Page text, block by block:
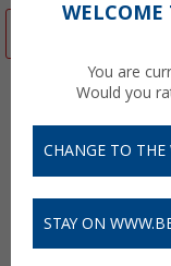
WELCOME
You are
Would you
CHANGE TO THE
STAY ON